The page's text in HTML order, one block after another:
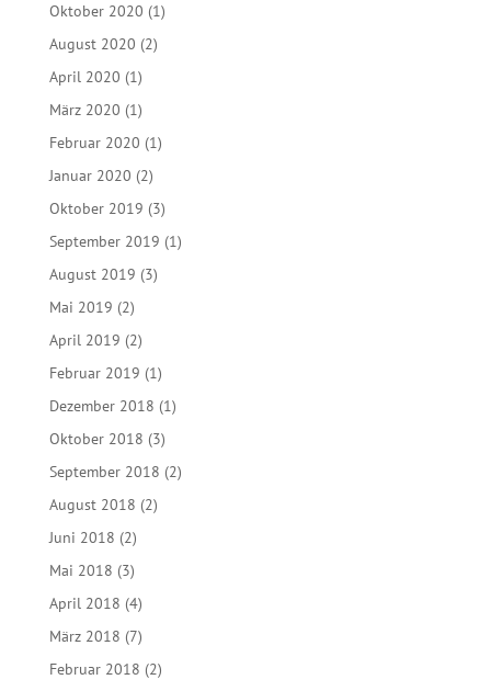
Oktober 2020 (1)
August 2020 (2)
April 2020 (1)
März 2020 (1)
Februar 2020 (1)
Januar 2020 (2)
Oktober 2019 (3)
September 2019 (1)
August 2019 (3)
Mai 2019 (2)
April 2019 (2)
Februar 2019 (1)
Dezember 2018 (1)
Oktober 2018 (3)
September 2018 (2)
August 2018 (2)
Juni 2018 (2)
Mai 2018 (3)
April 2018 (4)
März 2018 (7)
Februar 2018 (2)